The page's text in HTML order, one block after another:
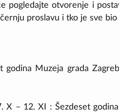
pogledajte otvorenje i
proslavu i tko je sve bio
godina Muzeja grada
X – 12. XI : Šezdeset